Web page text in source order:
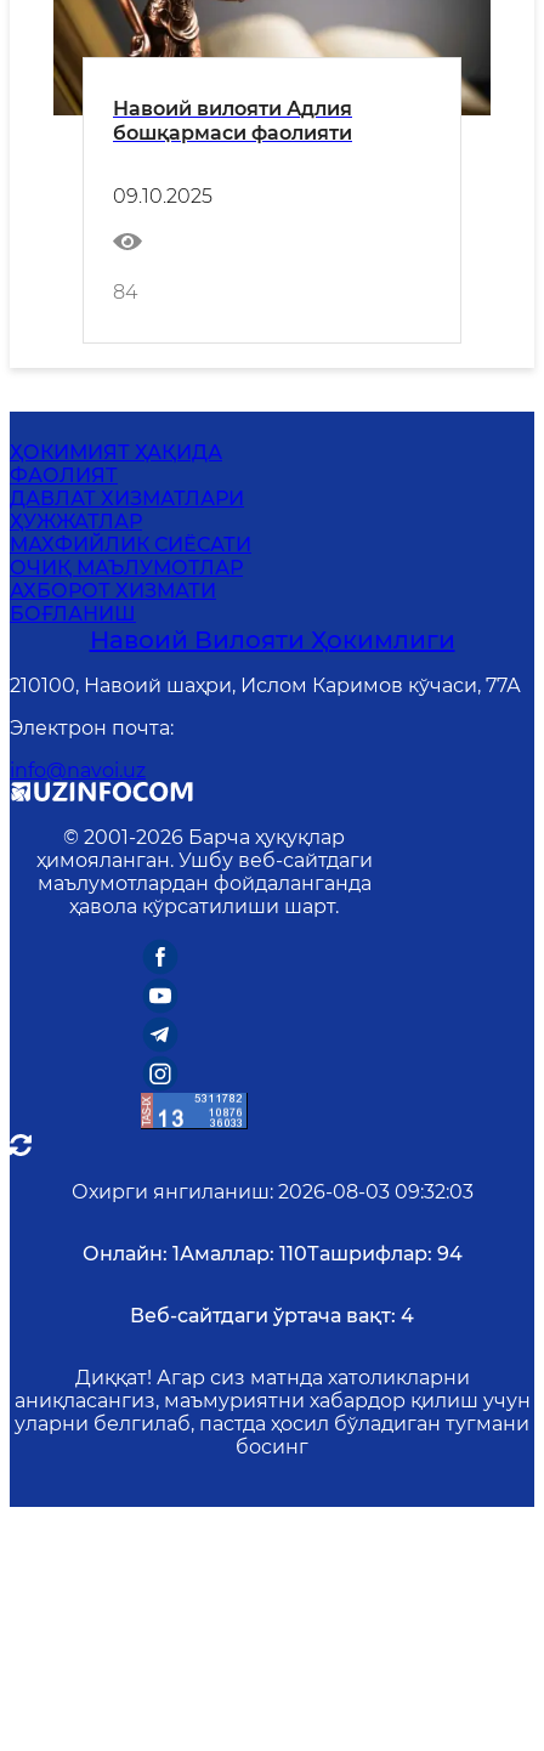
Навоий вилояти Адлия
бошқармаси фаолияти
09.10.2025
84
ҲОКИМИЯТ ҲАҚИДА
ФАОЛИЯТ
ДАВЛАТ ХИЗМАТЛАРИ
ҲУЖЖАТЛАР
MАХФИЙЛИК СИЁСАТИ
ОЧИҚ МАЪЛУМОТЛАР
АХБОРОТ ХИЗМАТИ
БОҒЛАНИШ
Навоий Вилояти Ҳокимлиги
210100, Навоий шаҳри, Ислом Каримов кўчаси, 77А
Электрон почта:
info@navoi.uz
© 2001-2026 Барча ҳуқуқлар
ҳимояланган. Ушбу веб-сайтдаги
маълумотлардан фойдаланганда
ҳавола кўрсатилиши шарт.
Охирги янгиланиш: 2026-08-03 09:32:03
Онлайн: 1Амаллар: 110Ташрифлар: 94
Веб-сайтдаги ўртача вақт: 4
Диққат! Агар сиз матнда хатоликларни
аниқласангиз, маъмуриятни хабардор қилиш учун
уларни белгилаб, пастда ҳосил бўладиган тугмани
босинг